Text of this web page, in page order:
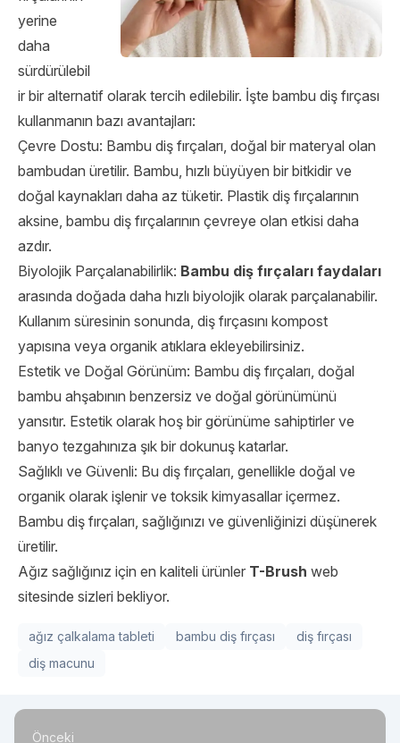
yerine
daha
sürdürülebil
ir bir alternatif olarak tercih edilebilir. İşte bambu diş fırçası
kullanmanın bazı avantajları:
Çevre Dostu: Bambu diş fırçaları, doğal bir materyal olan
bambudan üretilir. Bambu, hızlı büyüyen bir bitkidir ve
doğal kaynakları daha az tüketir. Plastik diş fırçalarının
aksine, bambu diş fırçalarının çevreye olan etkisi daha
azdır.
Biyolojik Parçalanabilirlik: Bambu diş fırçaları faydaları
arasında doğada daha hızlı biyolojik olarak parçalanabilir.
Kullanım süresinin sonunda, diş fırçasını kompost
yapısına veya organik atıklara ekleyebilirsiniz.
Estetik ve Doğal Görünüm: Bambu diş fırçaları, doğal
bambu ahşabının benzersiz ve doğal görünümünü
yansıtır. Estetik olarak hoş bir görünüme sahiptirler ve
banyo tezgahınıza şık bir dokunuş katarlar.
Sağlıklı ve Güvenli: Bu diş fırçaları, genellikle doğal ve
organik olarak işlenir ve toksik kimyasallar içermez.
Bambu diş fırçaları, sağlığınızı ve güvenliğinizi düşünerek
üretilir.
Ağız sağlığınız için en kaliteli ürünler T-Brush web
sitesinde sizleri bekliyor.
ağız çalkalama tableti bambu diş fırçası
diş fırçası
diş macunu
Önceki